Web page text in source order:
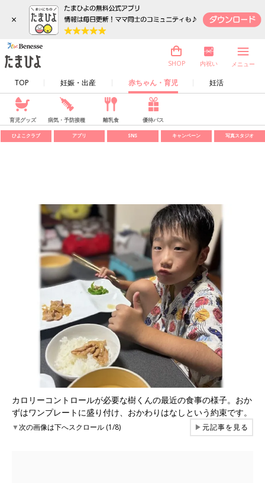
×
TOP 妊娠・出産 赤ちゃん・育児 妊活
SHOP 内祝い メニュー
育児グッズ 病気・予防接種 離乳食 優待パス
ひよこクラブ アプリ SNS キャンペーン 写真スタジオ
カロリーコントロールが必要な樹くんの最近の食事の様子。おか
ずはワンプレートに盛り付け、おかわりはなしという約束です。
▼次の画像は下へスクロール (1/8) ▶元記事を見る